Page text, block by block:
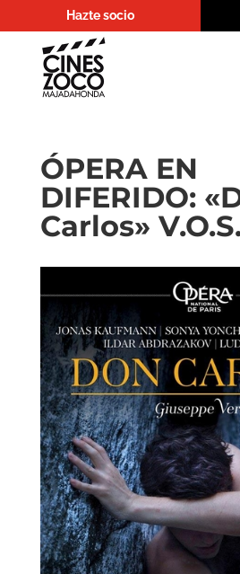
Hazte socio
ÓPERA EN
DIFERIDO:
Carlos»